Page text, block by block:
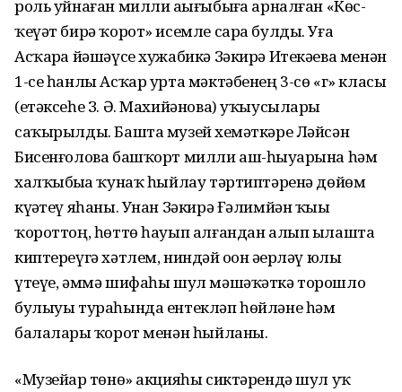
роль уйнаған милли аҙығыбыҙға арналған «Көс-
ҡеүәт бирә ҡорот» исемле сара булды. Уға
Асҡарҙа йәшәүсе хужабикә Зәкирә Итекәева менән
1-се һанлы Асҡар урта мәктәбенең 3-сө «г» класы
(етәксеһе З. Ә. Махийәнова) уҡыусылары
саҡырылды. Башта музей хеҙмәткәре Ләйсән
Бисенғолова башҡорт милли аш-һыуҙарына һәм
халҡыбыҙҙа ҡунаҡ һыйлау тәртиптәренә дөйөм
күҙәтеү яһаны. Унан Зәкирә Ғәлимйән ҡыҙы
ҡороттоң, һөттө һауып алғандан алып ылашта
киптереүгә хәтлем, ниндәй оҙон әҙерләү юлы
үтеүе, әммә шифаһы шул мәшәҡәткә торошло
булыуы тураһында ентекләп һөйләне һәм
балаларҙы ҡорот менән һыйланы.
«Музейҙар төнө» акцияһы сиктәрендә шул уҡ